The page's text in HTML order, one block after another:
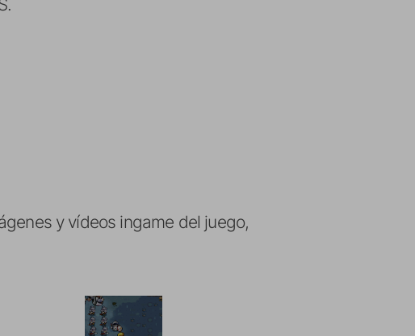
y vídeos ingame del juego,